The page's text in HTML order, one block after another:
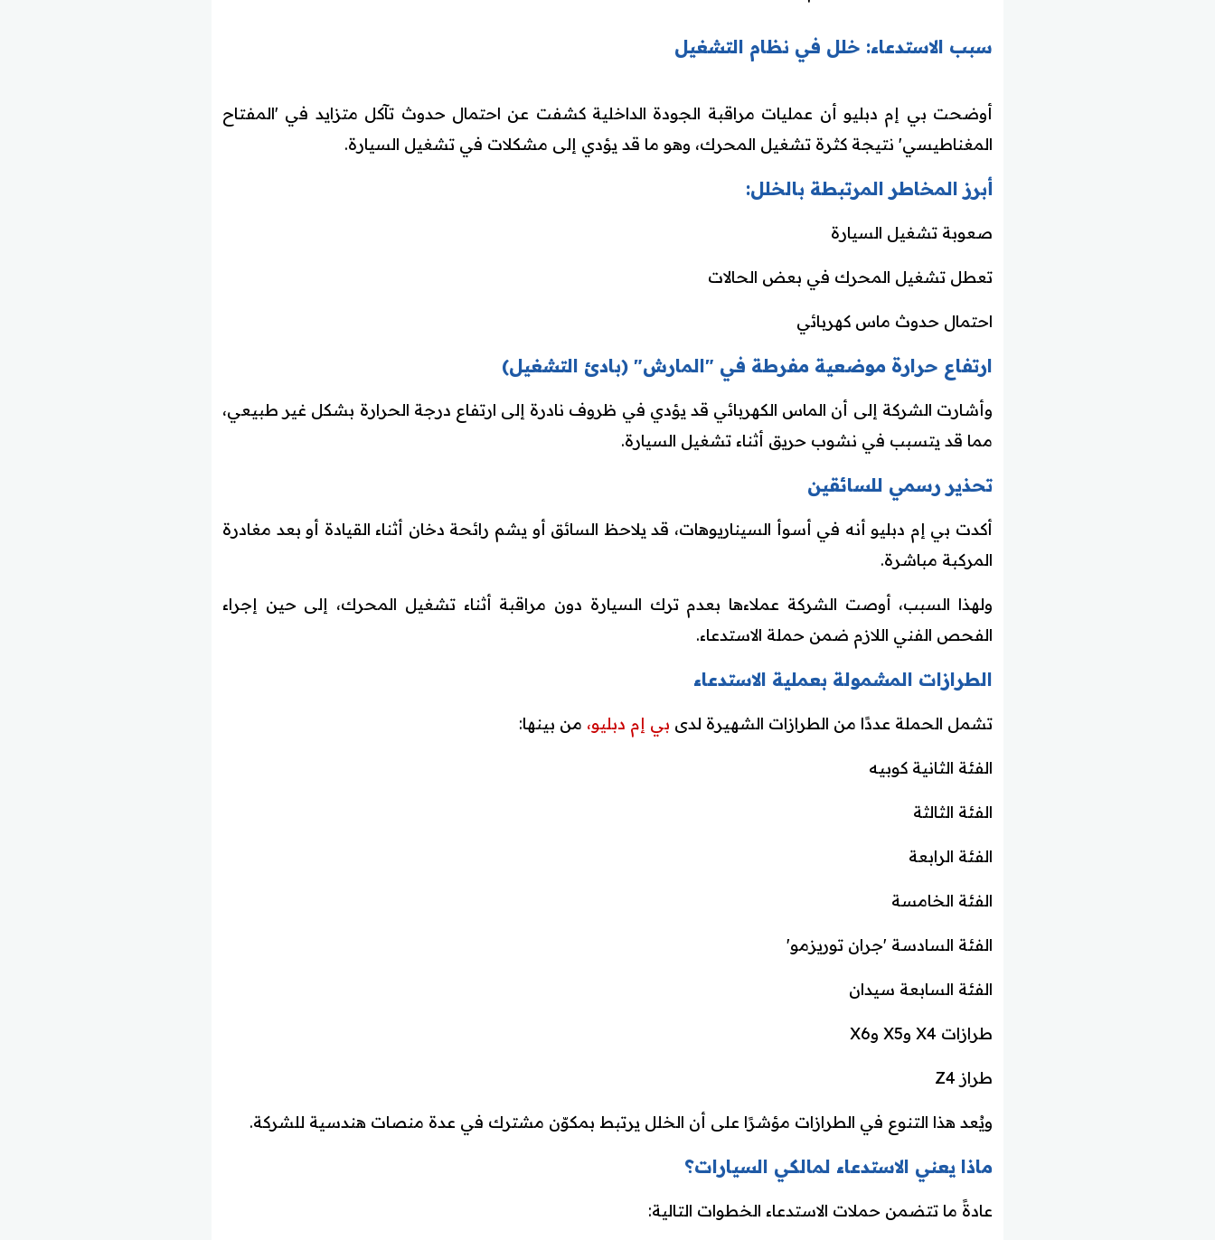
سبب الاستدعاء: خلل في نظام التشغيل
أوضحت بي إم دبليو أن عمليات مراقبة الجودة الداخلية كشفت عن احتمال حدوث تآكل متزايد في 'المفتاح
المغناطيسي' نتيجة كثرة تشغيل المحرك، وهو ما قد يؤدي إلى مشكلات في تشغيل السيارة.
أبرز المخاطر المرتبطة بالخلل:
صعوبة تشغيل السيارة
تعطل تشغيل المحرك في بعض الحالات
احتمال حدوث ماس كهربائي
ارتفاع حرارة موضعية مفرطة في "المارش" (بادئ التشغيل)
وأشارت الشركة إلى أن الماس الكهربائي قد يؤدي في ظروف نادرة إلى ارتفاع درجة الحرارة بشكل غير طبيعي،
مما قد يتسبب في نشوب حريق أثناء تشغيل السيارة.
تحذير رسمي للسائقين
أكدت بي إم دبليو أنه في أسوأ السيناريوهات، قد يلاحظ السائق أو يشم رائحة دخان أثناء القيادة أو بعد مغادرة
المركبة مباشرة.
ولهذا السبب، أوصت الشركة عملاءها بعدم ترك السيارة دون مراقبة أثناء تشغيل المحرك، إلى حين إجراء
الفحص الفني اللازم ضمن حملة الاستدعاء.
الطرازات المشمولة بعملية الاستدعاء
تشمل الحملة عددًا من الطرازات الشهيرة لدى بي إم دبليو، من بينها:
الفئة الثانية كوبيه
الفئة الثالثة
الفئة الرابعة
الفئة الخامسة
الفئة السادسة 'جران توريزمو'
الفئة السابعة سيدان
طرازات X4 وX5 وX6
طراز Z4
ويُعد هذا التنوع في الطرازات مؤشرًا على أن الخلل يرتبط بمكوّن مشترك في عدة منصات هندسية للشركة.
ماذا يعني الاستدعاء لمالكي السيارات؟
عادةً ما تتضمن حملات الاستدعاء الخطوات التالية: